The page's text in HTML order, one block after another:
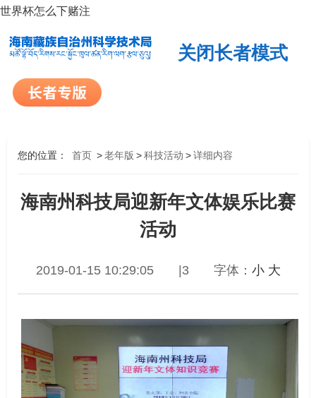
世界杯怎么下赌注
关闭长者模式
您的位置： 首页 >老年版 >科技活动 >详细内容
海南州科技局迎新年文体娱乐比赛
活动
2019-01-15 10:29:05 |3 字体： 小 大